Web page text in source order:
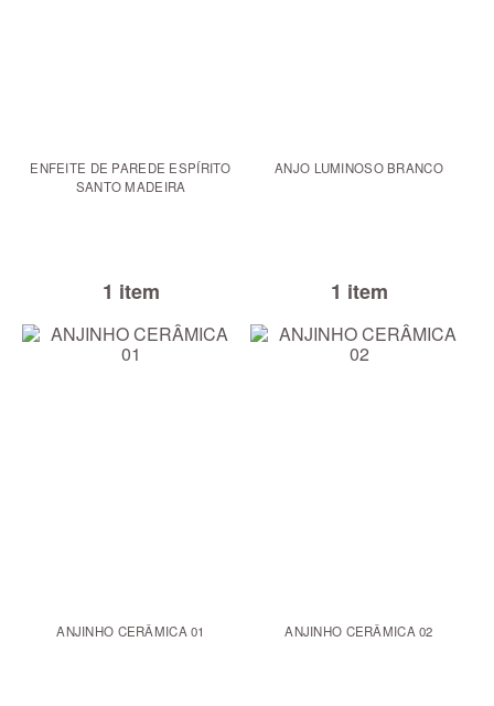
ENFEITE DE PAREDE ESPÍRITO
SANTO MADEIRA
1 item
ANJO LUMINOSO BRANCO
1 item
ANJINHO CERÂMICA 01 ANJINHO CERÂMICA 02